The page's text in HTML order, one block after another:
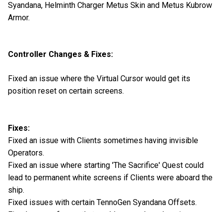
Syandana, Helminth Charger Metus Skin and Metus Kubrow
Armor.
Controller Changes & Fixes:
Fixed an issue where the Virtual Cursor would get its
position reset on certain screens.
Fixes:
Fixed an issue with Clients sometimes having invisible
Operators.
Fixed an issue where starting 'The Sacrifice' Quest could
lead to permanent white screens if Clients were aboard the
ship.
Fixed issues with certain TennoGen Syandana Offsets.